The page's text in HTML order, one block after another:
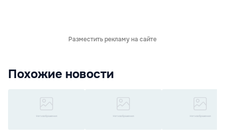
Разместить рекламу на сайте
Похожие новости